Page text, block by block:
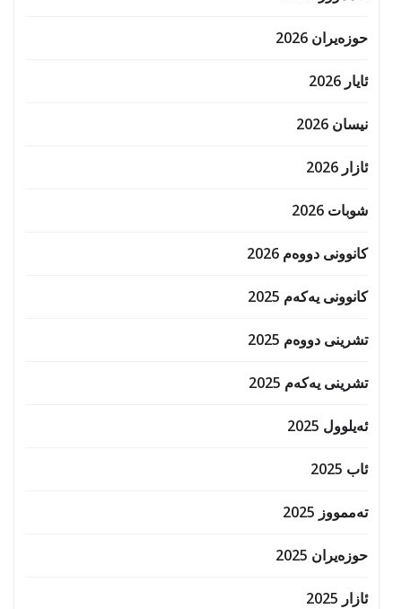
حوزه‌یران 2026
ئایار 2026
نیسان 2026
ئازار 2026
شوبات 2026
کانوونی دووەم 2026
کانوونی یەکەم 2025
تشرینی دووەم 2025
تشرینی یەکەم 2025
ئەیلوول 2025
ئاب 2025
تەممووز 2025
حوزه‌یران 2025
ئازار 2025